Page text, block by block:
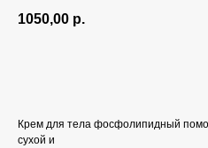
1050,00 р.
Крем для тела фосфолипидный
сухой и